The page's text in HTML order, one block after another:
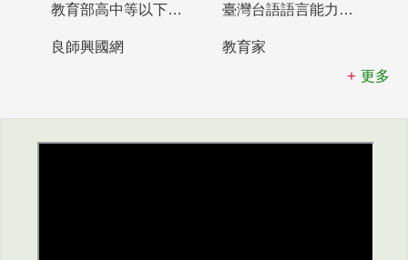
教育部高中等以下學校及幼兒園教師資格檢定考試 臺灣台語語言能力認證網站
良師興國網
教育家
更多